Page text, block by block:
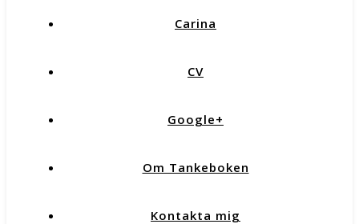
Carina
CV
Google+
Om Tankeboken
Kontakta mig